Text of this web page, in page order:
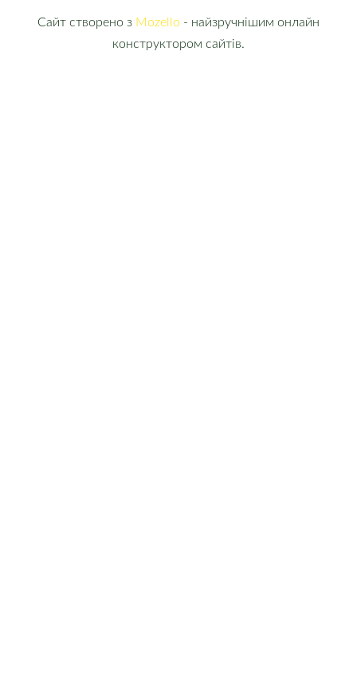
Сайт створено з Mozello - найзручнішим онлайн
конструктором сайтів.